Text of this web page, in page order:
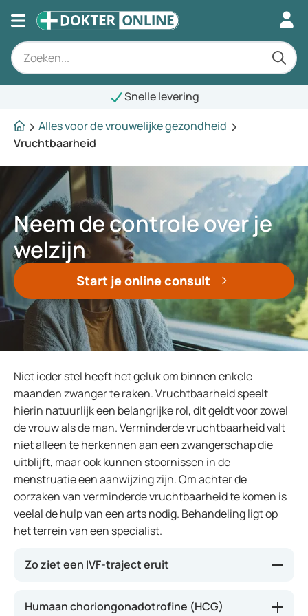
Snelle levering
Alles voor de vrouwelijke gezondheid
Vruchtbaarheid
Neem de controle over je
welzijn
Start je online consult
Niet ieder stel heeft het geluk om binnen enkele
maanden zwanger te raken. Vruchtbaarheid speelt
hierin natuurlijk een belangrijke rol, dit geldt voor zowel
de vrouw als de man. Verminderde vruchtbaarheid valt
niet alleen te herkennen aan een zwangerschap die
uitblijft, maar ook kunnen stoornissen in de
menstruatie een aanwijzing zijn. Om achter de
oorzaken van verminderde vruchtbaarheid te komen is
veelal de hulp van een arts nodig. Behandeling ligt op
het terrein van een specialist.
Zo ziet een IVF-traject eruit
Een typisch voorbeeld van een IVF ziet er als
Humaan choriongonadotrofine (HCG)